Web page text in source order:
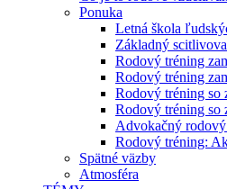
Ponuka
Letná škola
Základný
Rodový tréning
Rodový tréning
Rodový tréning so
Rodový tréning so
Advokačný
Rodový tréning:
Spätné väzby
Atmosféra